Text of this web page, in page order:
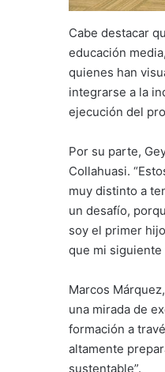
Cabe destacar
educación
quienes han
integrarse a la
ejecución del
Por su parte,
Collahuasi.
muy distinto a
un desafío,
soy el primer
que mi siguiente
Marcos
una mirada de
formación a
altamente
sustentable”.